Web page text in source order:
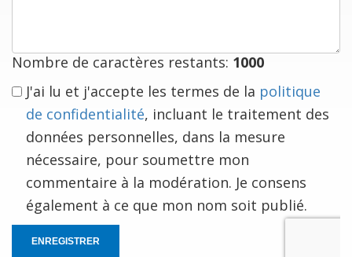
Nombre de caractères restants: 1000
J'ai lu et j'accepte les termes de la politique
de confidentialité, incluant le traitement des
données personnelles, dans la mesure
nécessaire, pour soumettre mon
commentaire à la modération. Je consens
également à ce que mon nom soit publié.
ENREGISTRER